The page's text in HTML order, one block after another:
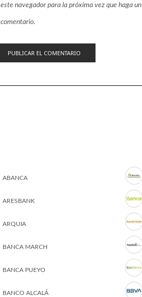
este navegador para la próxima vez que haga un
comentario.
ABANCA
ARESBANK
ARQUIA
BANCA MARCH
BANCA PUEYO
BANCO ALCALÁ